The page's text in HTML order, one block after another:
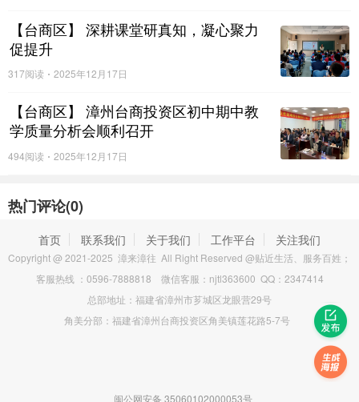
史教师搭建了交流学习的平台，有效促进了教师专业素养的
提升。相信在今后的教学中，老师们定会将所学所悟运用到
课堂实践中，打造更具深度与温度的历史课堂，助力我区历
史教育教学质量再上新台阶！
【台商区】 深耕课堂研真知，凝心聚力
促提升
317阅读 2025年12月17日
【台商区】 漳州台商投资区初中期中教
学质量分析会顺利召开
494阅读 2025年12月17日
热门评论(0)
首页 联系我们 关于我们 工作平台 关注我们
Copyright @ 2021-2025 漳来漳往 All Right Reserved @贴近生活、服务百姓；
客服热线 ：0596-7888818 微信客服：njtl363600 QQ：2347414
总部地址：福建省漳州市芗城区龙眼营29号
角美分部：福建省漳州台商投资区角美镇莲花路5-7号
闽公网安备 35060102000053号